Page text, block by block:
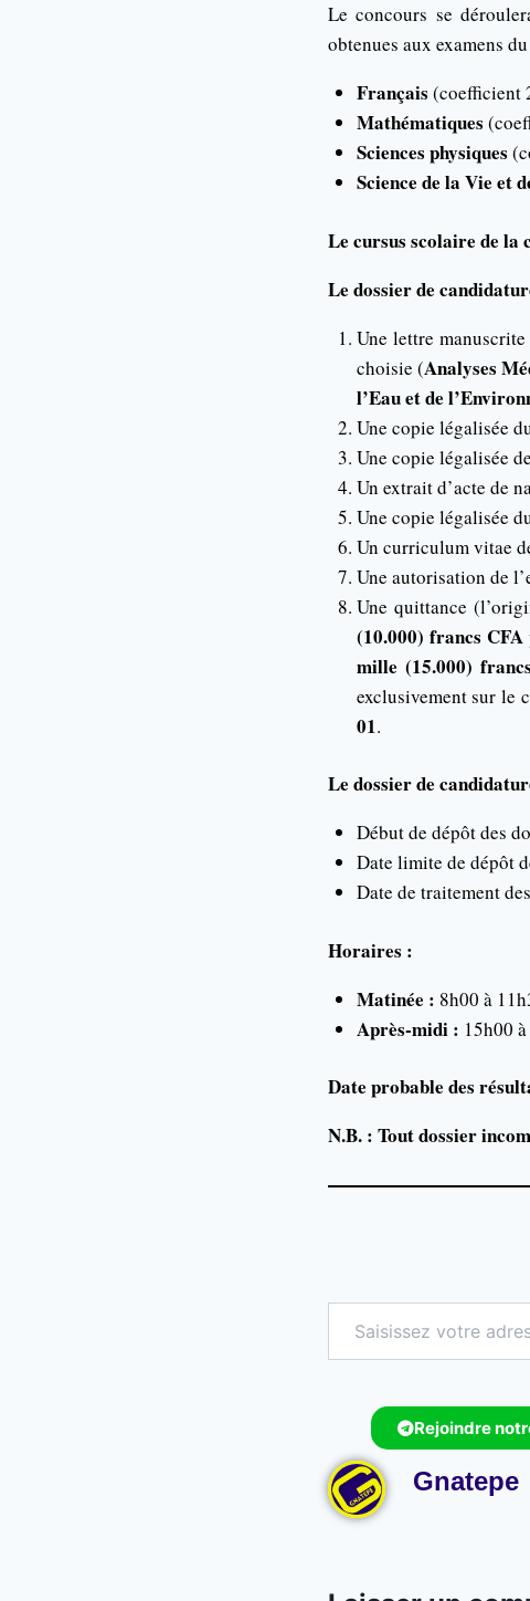
Le concours se
obtenues aux examens du
Français (coefficient
Mathématiques
Sciences physiques
Science de la Vie et
Le cursus scolaire de la
Le dossier de
Une lettre
choisie (Analyses
l’Eau et de
Une copie légalisée
Une copie légalisée
Un extrait d’acte de
Une copie légalisée
Un curriculum vitae
Une autorisation de
Une quittance
(10.000) francs CFA
mille (15.000)
exclusivement sur le
01.
Le dossier de
Début de dépôt des
Date limite de dépôt
Date de traitement
Horaires :
Matinée : 8h00 à
Après-midi : 15h00
Date probable des
N.B. : Tout dossier
Rejoindre
Gnatepe